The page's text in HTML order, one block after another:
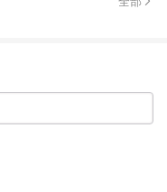
4.71%（2011